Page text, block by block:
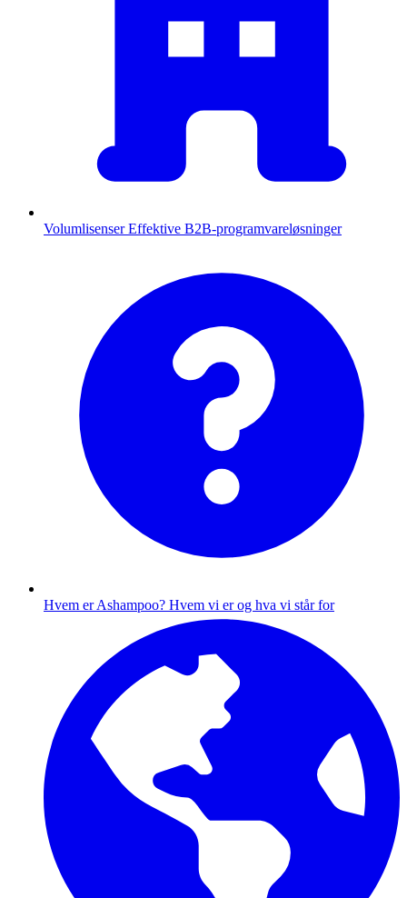
Volumlisenser Effektive B2B-programvareløsninger
Hvem er Ashampoo? Hvem vi er og hva vi står for